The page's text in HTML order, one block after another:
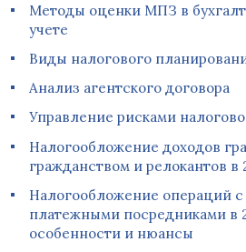
Методы оценки МПЗ в
учете
Виды налогового
Анализ агентского договора
Управление рисками
Налогообложение доходов
гражданством и релокантов в
Налогообложение операций
платежными посредниками в
особенности и нюансы